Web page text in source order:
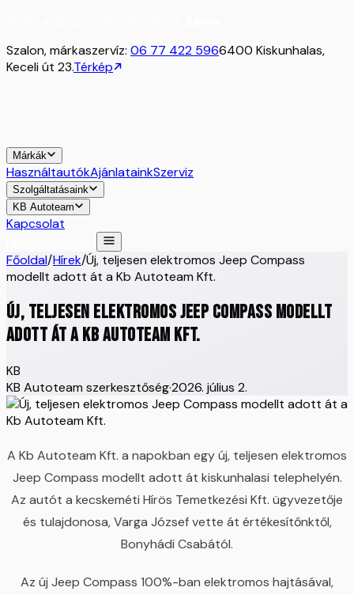
Szalon, márkaszervíz: 06 77 422 5966400 Kiskunhalas,
Keceli út 23.Térkép
Márkák
HasználtautókAjánlatainkSzerviz
Szolgáltatásaink
KB Autoteam
Kapcsolat
Főoldal/Hírek/Új, teljesen elektromos Jeep Compass
modellt adott át a Kb Autoteam Kft.
Új, teljesen elektromos Jeep Compass modellt
adott át a Kb Autoteam Kft.
KB
KB Autoteam szerkesztőség·2026. július 2.
A Kb Autoteam Kft. a napokban egy új, teljesen elektromos
Jeep Compass modellt adott át kiskunhalasi telephelyén.
Az autót a kecskeméti Hírös Temetkezési Kft. ügyvezetője
és tulajdonosa, Varga József vette át értékesítőnktől,
Bonyhádi Csabától.
Az új Jeep Compass 100%-ban elektromos hajtásával,